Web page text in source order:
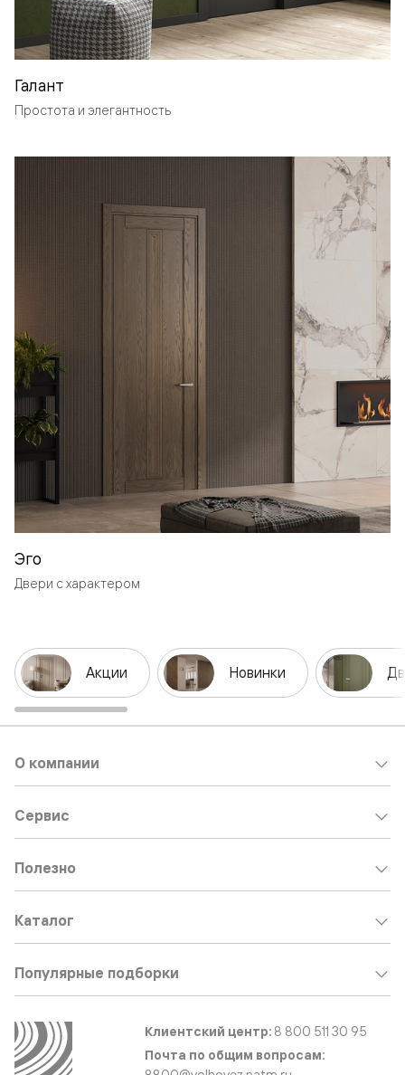
Галант
Простота и элегантность
Эго
Двери с характером
Акции Новинки
О компании
Сервис
Полезно
Каталог
Популярные подборки
Клиентский центр: 8 800 511 30 95
Почта по общим вопросам: